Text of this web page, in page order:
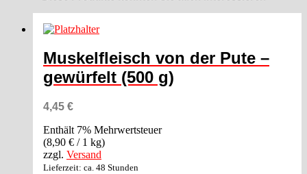
Muskelfleisch von der Pute –
gewürfelt (500 g)
4,45 €
Enthält 7% Mehrwertsteuer
(8,90 € / 1 kg)
zzgl. Versand
Lieferzeit: ca. 48 Stunden